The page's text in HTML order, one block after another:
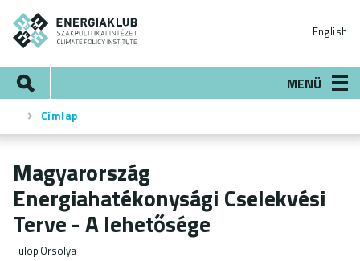
Ugrás
tartalomra
English
MENÜ
Morzsa
Címlap
Magyarország
Energiahatékonysági Cselekvési
Terve - A lehetősége
Fülöp Orsolya